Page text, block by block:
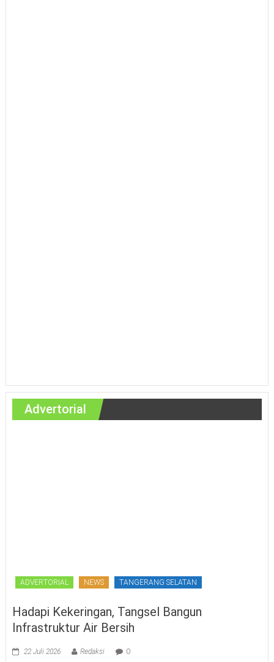
Advertorial
ADVERTORIAL NEWS TANGERANG SELATAN
Hadapi Kekeringan, Tangsel Bangun
Infrastruktur Air Bersih
22 Juli 2026 Redaksi 0